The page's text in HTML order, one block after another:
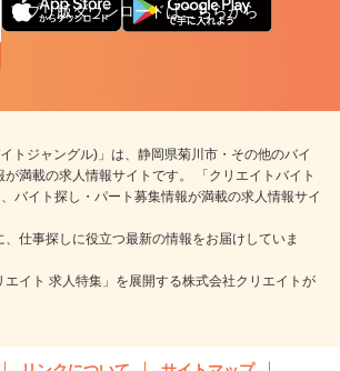
アプリ版ダウンロードはこちらから
トジャングル)」は、静岡県菊川市・その他のバイ
が満載の求人情報サイトです。 「クリエイトバイト
バイト探し・パート募集情報が満載の求人情報サイ
仕事探しに役立つ最新の情報をお届けしていま
イト 求人特集」を展開する株式会社クリエイトが